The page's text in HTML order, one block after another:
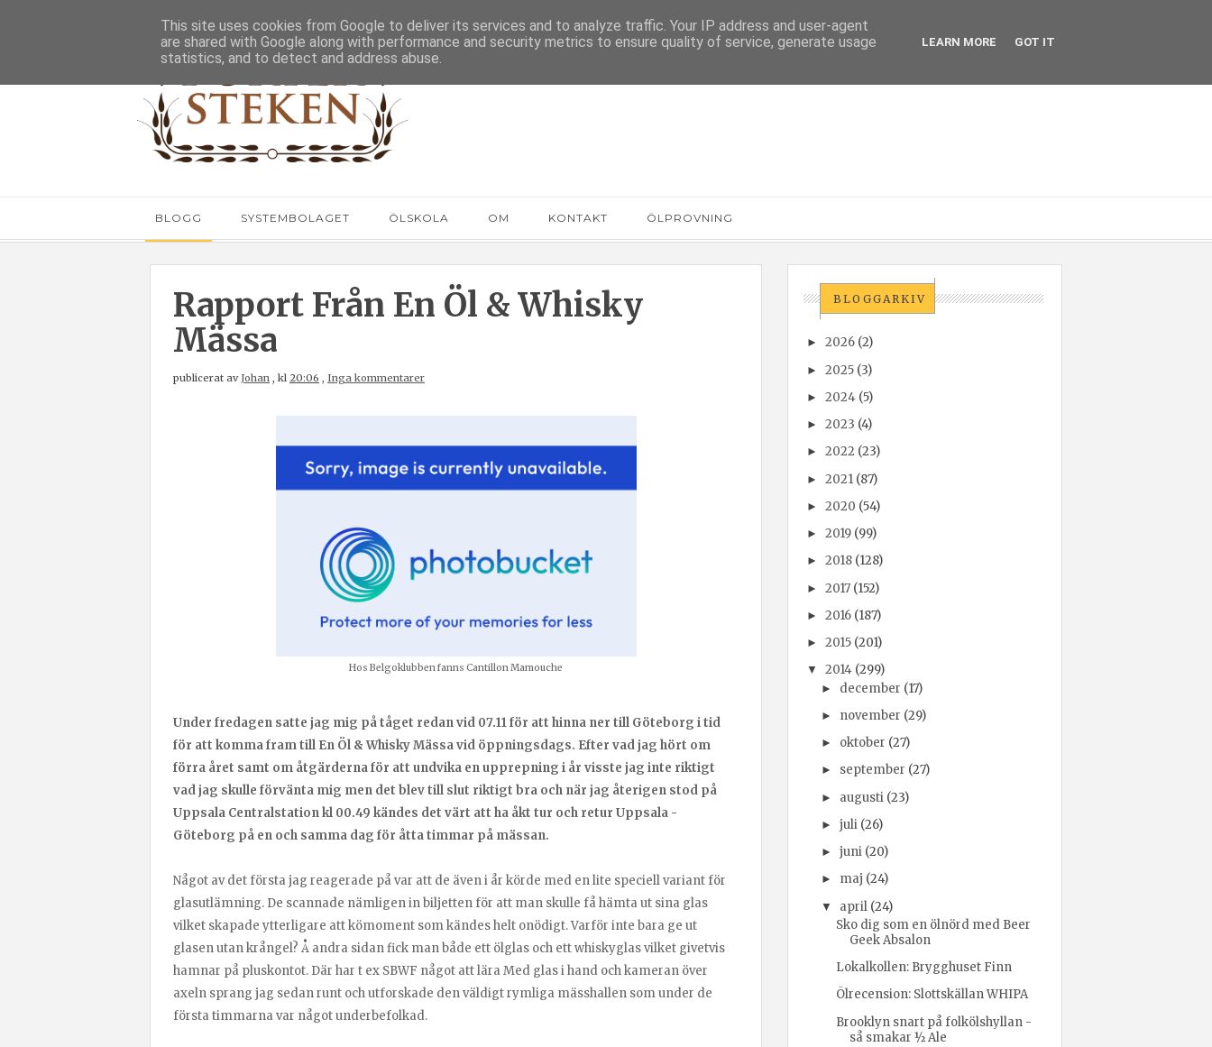
BLOGG SYSTEMBOLAGET ÖLSKOLA OM KONTAKT ÖLPROVNING
Rapport Från En Öl & Whisky
Mässa
publicerat avJohan , kl 20:06 , Inga kommentarer
Hos Belgoklubben fanns Cantillon Mamouche
Under fredagen satte jag mig på tåget redan vid 07.11 för att hinna ner till Göteborg i tid
för att komma fram till En Öl & Whisky Mässa vid öppningsdags. Efter vad jag hört om
förra året samt om åtgärderna för att undvika en upprepning i år visste jag inte riktigt
vad jag skulle förvänta mig men det blev till slut riktigt bra och när jag återigen stod på
Uppsala Centralstation kl 00.49 kändes det värt att ha åkt tur och retur Uppsala -
Göteborg på en och samma dag för åtta timmar på mässan.
Något av det första jag reagerade på var att de även i år körde med en lite speciell variant för
glasutlämning. De scannade nämligen in biljetten för att man skulle få hämta ut sina glas
vilket skapade ytterligare att kömoment som kändes helt onödigt. Varför inte bara ge ut
glasen utan krångel? Å andra sidan fick man både ett ölglas och ett whiskyglas vilket givetvis
hamnar på pluskontot. Där har t ex SBWF något att lära Med glas i hand och kameran över
axeln sprang jag sedan runt och utforskade den väldigt rymliga mässhallen som under de
första timmarna var något underbefolkad.
BLOGGARKIV
►2026 (2)
►2025 (3)
►2024 (5)
►2023 (4)
►2022 (23)
►2021 (87)
►2020 (54)
►2019 (99)
►2018 (128)
►2017 (152)
►2016 (187)
►2015 (201)
▼ 2014 (299)
► december (17)
► november (29)
► oktober (27)
► september (27)
► augusti (23)
► juli (26)
► juni (20)
► maj (24)
▼ april (24)
Sko dig som en ölnörd med Beer
Geek Absalon
Lokalkollen: Brygghuset Finn
Ölrecension: Slottskällan WHIPA
Brooklyn snart på folkölshyllan -
så smakar ½ Ale
This site uses cookies from Google to deliver its services and to analyze traffic. Your IP address and user-agent
are shared with Google along with performance and security metrics to ensure quality of service, generate usage
statistics, and to detect and address abuse.
LEARN MORE GOT IT